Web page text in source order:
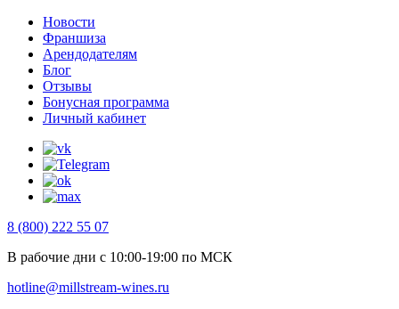
Новости
Франшиза
Арендодателям
Блог
Отзывы
Бонусная программа
Личный кабинет
8 (800) 222 55 07
В рабочие дни с 10:00-19:00 по МСК
hotline@millstream-wines.ru